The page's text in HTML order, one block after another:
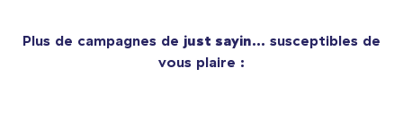
Plus de campagnes de just sayin… susceptibles de
vous plaire :